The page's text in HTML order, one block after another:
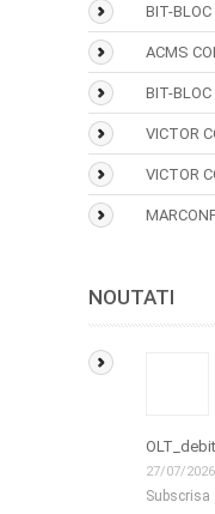
BIT-BLOC
ACMS
BIT-BLOC
VICTOR
VICTOR
NOUTATI
27/07/2026
Subscrisa